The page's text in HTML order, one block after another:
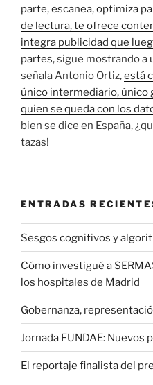
parte, escanea, optimiza
de lectura, te ofrece
integra publicidad que
partes, sigue mostrando a
señala Antonio Ortiz,está
único intermediario, único
quien se queda con los
bien se dice en España,
tazas!
ENTRADAS
Sesgos cognitivos y
Cómo investigué a
los hospitales de Madrid
Gobernanza,
Jornada FUNDAE:
El reportaje finalista del